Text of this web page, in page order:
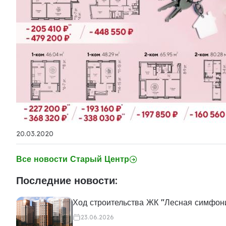
20.03.2020
Все новости Старый Центр
Последние новости:
Ход строительства ЖК "Лесная
23.06.2026